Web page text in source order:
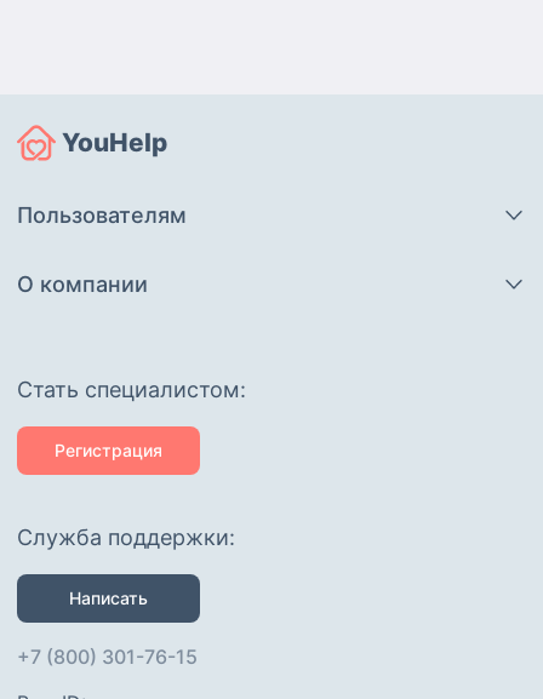
YouHelp
Пользователям
О компании
Cтать специалистом:
Регистрация
Служба поддержки:
Написать
+7 (800) 301-76-15